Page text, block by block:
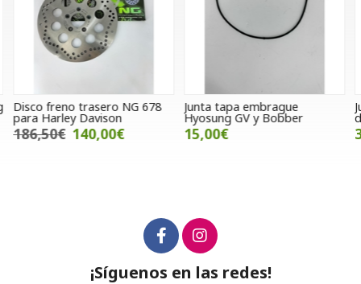
Disco freno trasero NG 678
para Harley Davison
186,50€ 140,00€
Junta tapa embrague
Hyosung GV y Bobber
15,00€
¡Síguenos en las redes!